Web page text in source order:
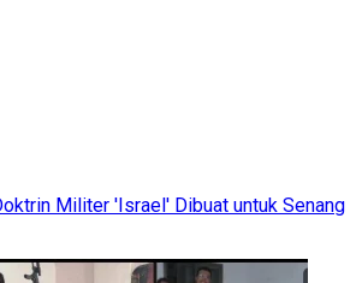
Militer 'Israel' Dibuat untuk Senang